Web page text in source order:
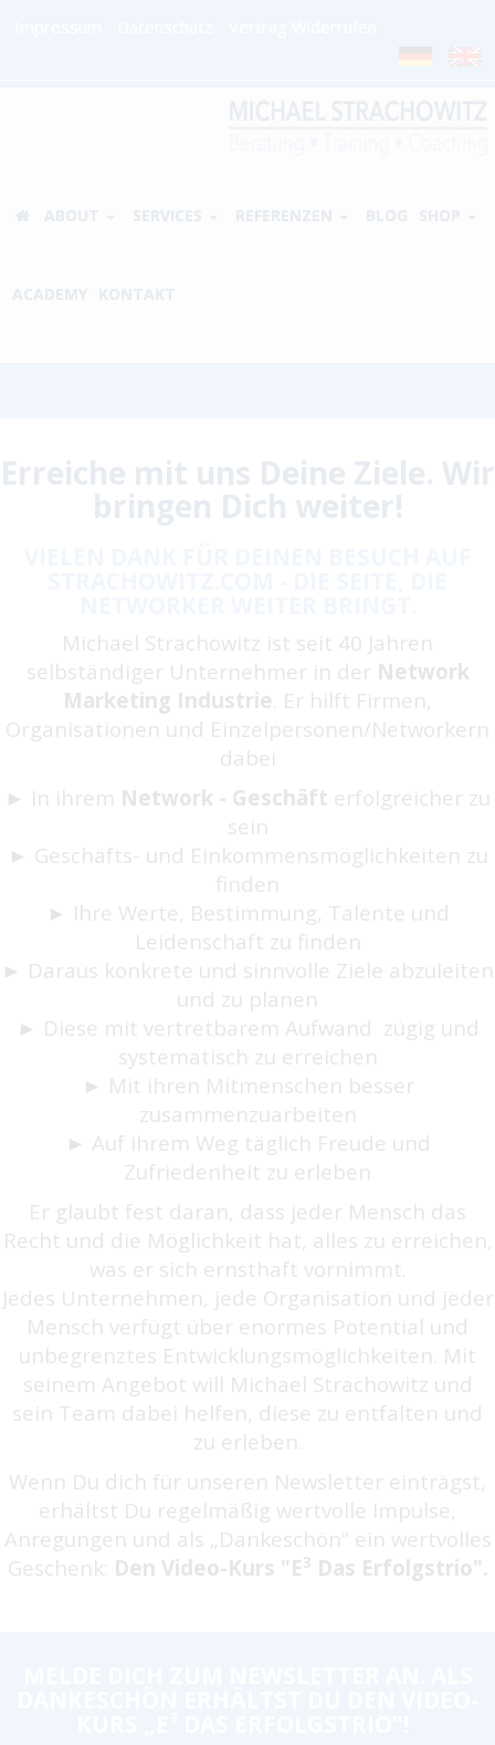
Erreiche mit uns Deine Ziele. Wir
bringen Dich weiter!
Michael Strachowitz ist seit 40 Jahren
selbständiger Unternehmer in der Network
Marketing Industrie . Er hilft Firmen,
Organisationen und Einzelpersonen/Networkern
dabei
► In ihrem Network - Geschäft erfolgreicher zu
sein
► Geschäfts- und Einkommensmöglichkeiten zu
finden
► Ihre Werte, Bestimmung, Talente und
Leidenschaft zu finden
► Daraus konkrete und sinnvolle Ziele abzuleiten
und zu planen
► Diese mit vertretbarem Aufwand zügig und
systematisch zu erreichen
► Mit ihren Mitmenschen besser
zusammenzuarbeiten
► Auf ihrem Weg täglich Freude und
Zufriedenheit zu erleben
Er glaubt fest daran, dass jeder Mensch das
Recht und die Möglichkeit hat, alles zu erreichen,
was er sich ernsthaft vornimmt.
Jedes Unternehmen, jede Organisation und jeder
Mensch verfügt über enormes Potential und
unbegrenztes Entwicklungsmöglichkeiten. Mit
seinem Angebot will Michael Strachowitz und
sein Team dabei helfen, diese zu entfalten und
zu erleben.
Wenn Du dich für unseren Newsletter einträgst,
erhältst Du regelmäßig wertvolle Impulse,
Anregungen und als „Dankeschön“ ein wertvolles
Geschenk: Den Video-Kurs "E3 Das Erfolgstrio".